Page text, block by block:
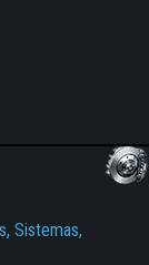
Sistemas,